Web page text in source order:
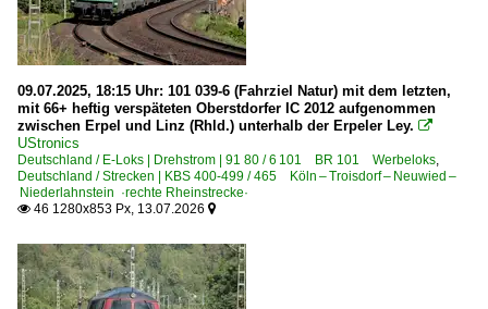
BR 725 · 726 | Gleismesszug ex DB VT 98
1 203 BR 203.3 Umbau DR V 100.1
1 218 BR 218
Bad Honnef
Beuel
2021
2022
2023
2024
2025
2026
09.07.2025, 18:15 Uhr: 101 039-6 (Fahrziel Natur) mit dem letzten,
mit 66+ heftig verspäteten Oberstdorfer IC 2012 aufgenommen
zwischen Erpel und Linz (Rhld.) unterhalb der Erpeler Ley. 
UStronics
Deutschland / E-Loks | Drehstrom | 91 80 / 6 101 BR 101 Werbeloks,
Deutschland / Strecken | KBS 400-499 / 465 Köln – Troisdorf – Neuwied –
Niederlahnstein ·rechte Rheinstrecke·
 46 1280x853 Px, 13.07.2026 